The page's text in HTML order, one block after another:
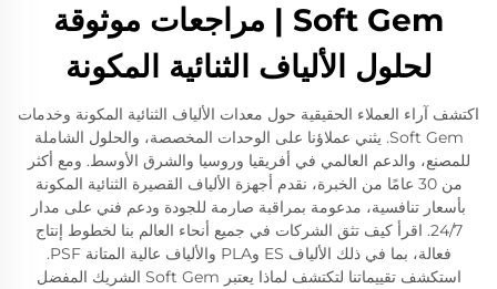
Soft Gem | مراجعات موثوقة
لحلول الألياف الثنائية المكونة
اكتشف آراء العملاء الحقيقية حول معدات الألياف الثنائية المكونة وخدمات
Soft Gem. يثني عملاؤنا على الوحدات المخصصة، والحلول الشاملة
للمصنع، والدعم العالمي في أفريقيا وروسيا والشرق الأوسط. ومع أكثر
من 30 عامًا من الخبرة، نقدم أجهزة الألياف القصيرة الثنائية المكونة
بأسعار تنافسية، مدعومة بمراقبة صارمة للجودة ودعم فني على مدار
24/7. اقرأ كيف تثق الشركات في جميع أنحاء العالم بنا لخطوط إنتاج
فعالة، بما في ذلك الألياف ES وPLA والألياف عالية المتانة PSF.
استكشف تقييماتنا لتكتشف لماذا يعتبر Soft Gem الشريك المفضل